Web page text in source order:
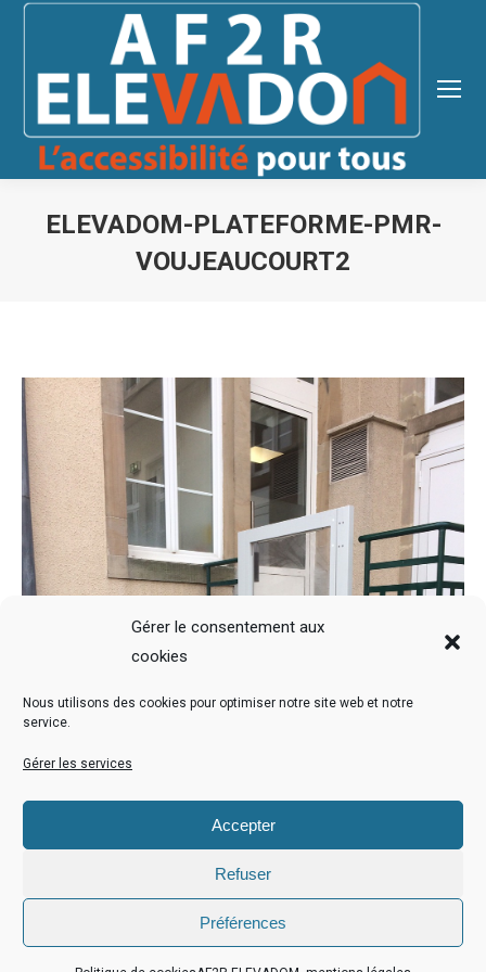
Gérer le consentement aux
cookies
Nous utilisons des cookies pour optimiser notre site web et notre
service.
Gérer les services
Accepter
Refuser
Préférences
ELEVADOM-PLATEFORME-PMR-
VOUJEAUCOURT2